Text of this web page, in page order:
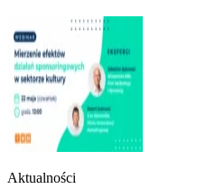
Aktualności